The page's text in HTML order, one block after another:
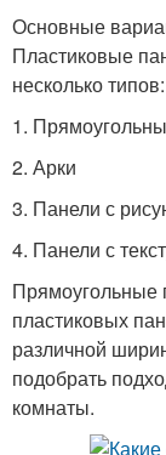
Основные
Пластиковые
несколько типов:
1.
2. Арки
3. Панели с
4. Панели с
Прямоугольные
пластиковых
различной
подобрать
комнаты.